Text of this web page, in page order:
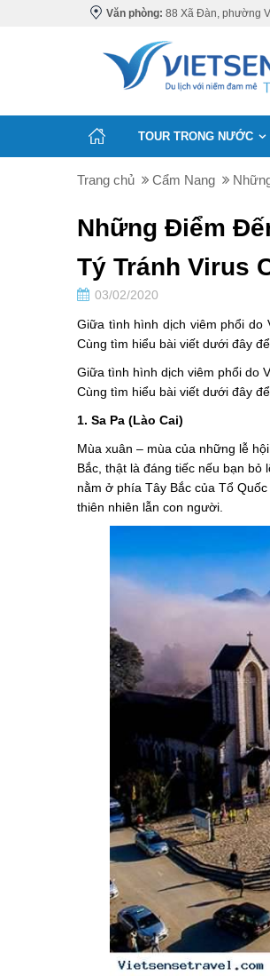
Văn phòng: 88 Xã Đàn, phường
TOUR TRONG NƯỚC
Trang chủ Cẩm Nang
Những Điểm
Tý Tránh Virus
03/02/2020
Giữa tình hình dịch viêm phổi do
Cùng tìm hiểu bài viết dưới đây
Giữa tình hình dịch viêm phổi do
Cùng tìm hiểu bài viết dưới đây
1. Sa Pa (Lào Cai)
Mùa xuân – mùa của những lễ
Bắc, thật là đáng tiếc nếu bạn bỏ
nằm ở phía Tây Bắc của Tổ
thiên nhiên lẫn con người.